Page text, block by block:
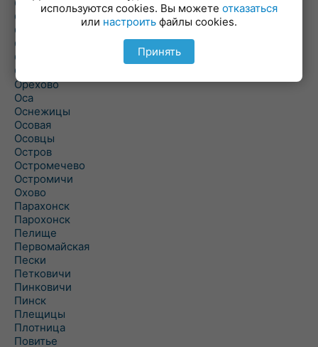
Олтуш
Ольманы
Ольпень
Ольшаны
Омельная
Ополь
Орехово
Оса
Оснежицы
Осовая
Осовцы
Остров
Остромечево
Остромичи
Охово
Парахонск
Парохонск
Пелище
Первомайская
Пески
Петковичи
Пинковичи
Пинск
Плещицы
Плотница
Повитье
используются cookies. Вы можете отказаться
или настроить файлы cookies.
Принять